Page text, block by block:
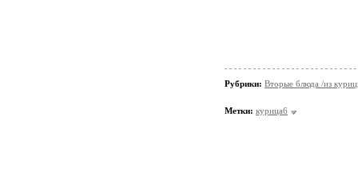
Рубрики: Вторые блюда /из
Метки: курица6